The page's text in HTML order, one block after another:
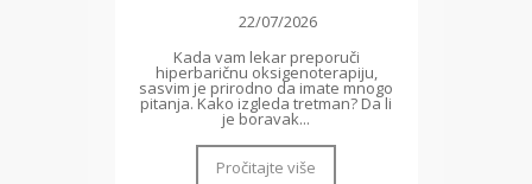
22/07/2026
Kada vam lekar preporuči
hiperbaričnu oksigenoterapiju,
sasvim je prirodno da imate mnogo
pitanja. Kako izgleda tretman? Da li
je boravak...
Pročitajte više